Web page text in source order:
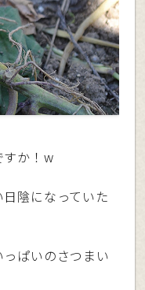
すか！w
陰になっていた
ぱいのさつまい